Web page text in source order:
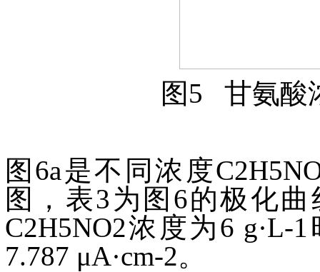
图5 甘氨酸
图6a是不同浓度
图，表3为图6的极化
C2H5NO2浓度为6
7.787 μA·cm-2。